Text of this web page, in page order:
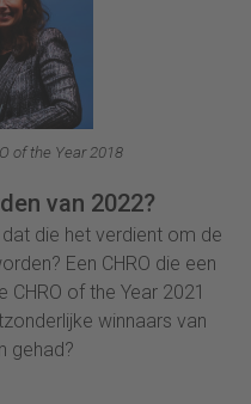
of the Year 2018
van 2022?
dat die het verdient om de
Een CHRO die een
of the Year 2021
winnaars van
gehad?